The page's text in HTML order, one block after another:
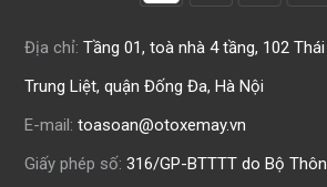
Địa chỉ: Tầng 01, toà nhà 4 tầng, 102
Trung Liệt, quận Đống Đa, Hà Nội
E-mail: toasoan@otoxemay.vn
Giấy phép số: 316/GP-BTTTT do Bộ